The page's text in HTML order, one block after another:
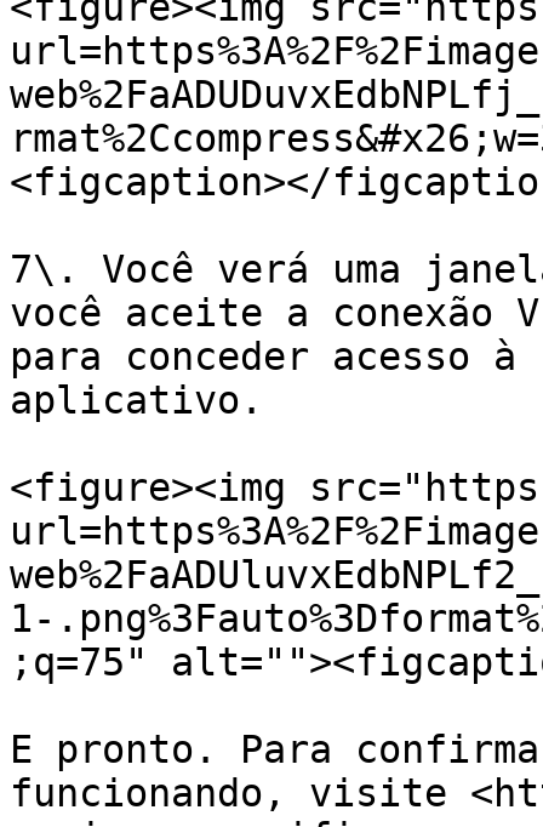
<figcaption></
7\. Você verá uma
você aceite a conexão
para conceder acesso à
aplicativo.
<figure><img
1-
;q=75"
E pronto. Para
funcionando, visite